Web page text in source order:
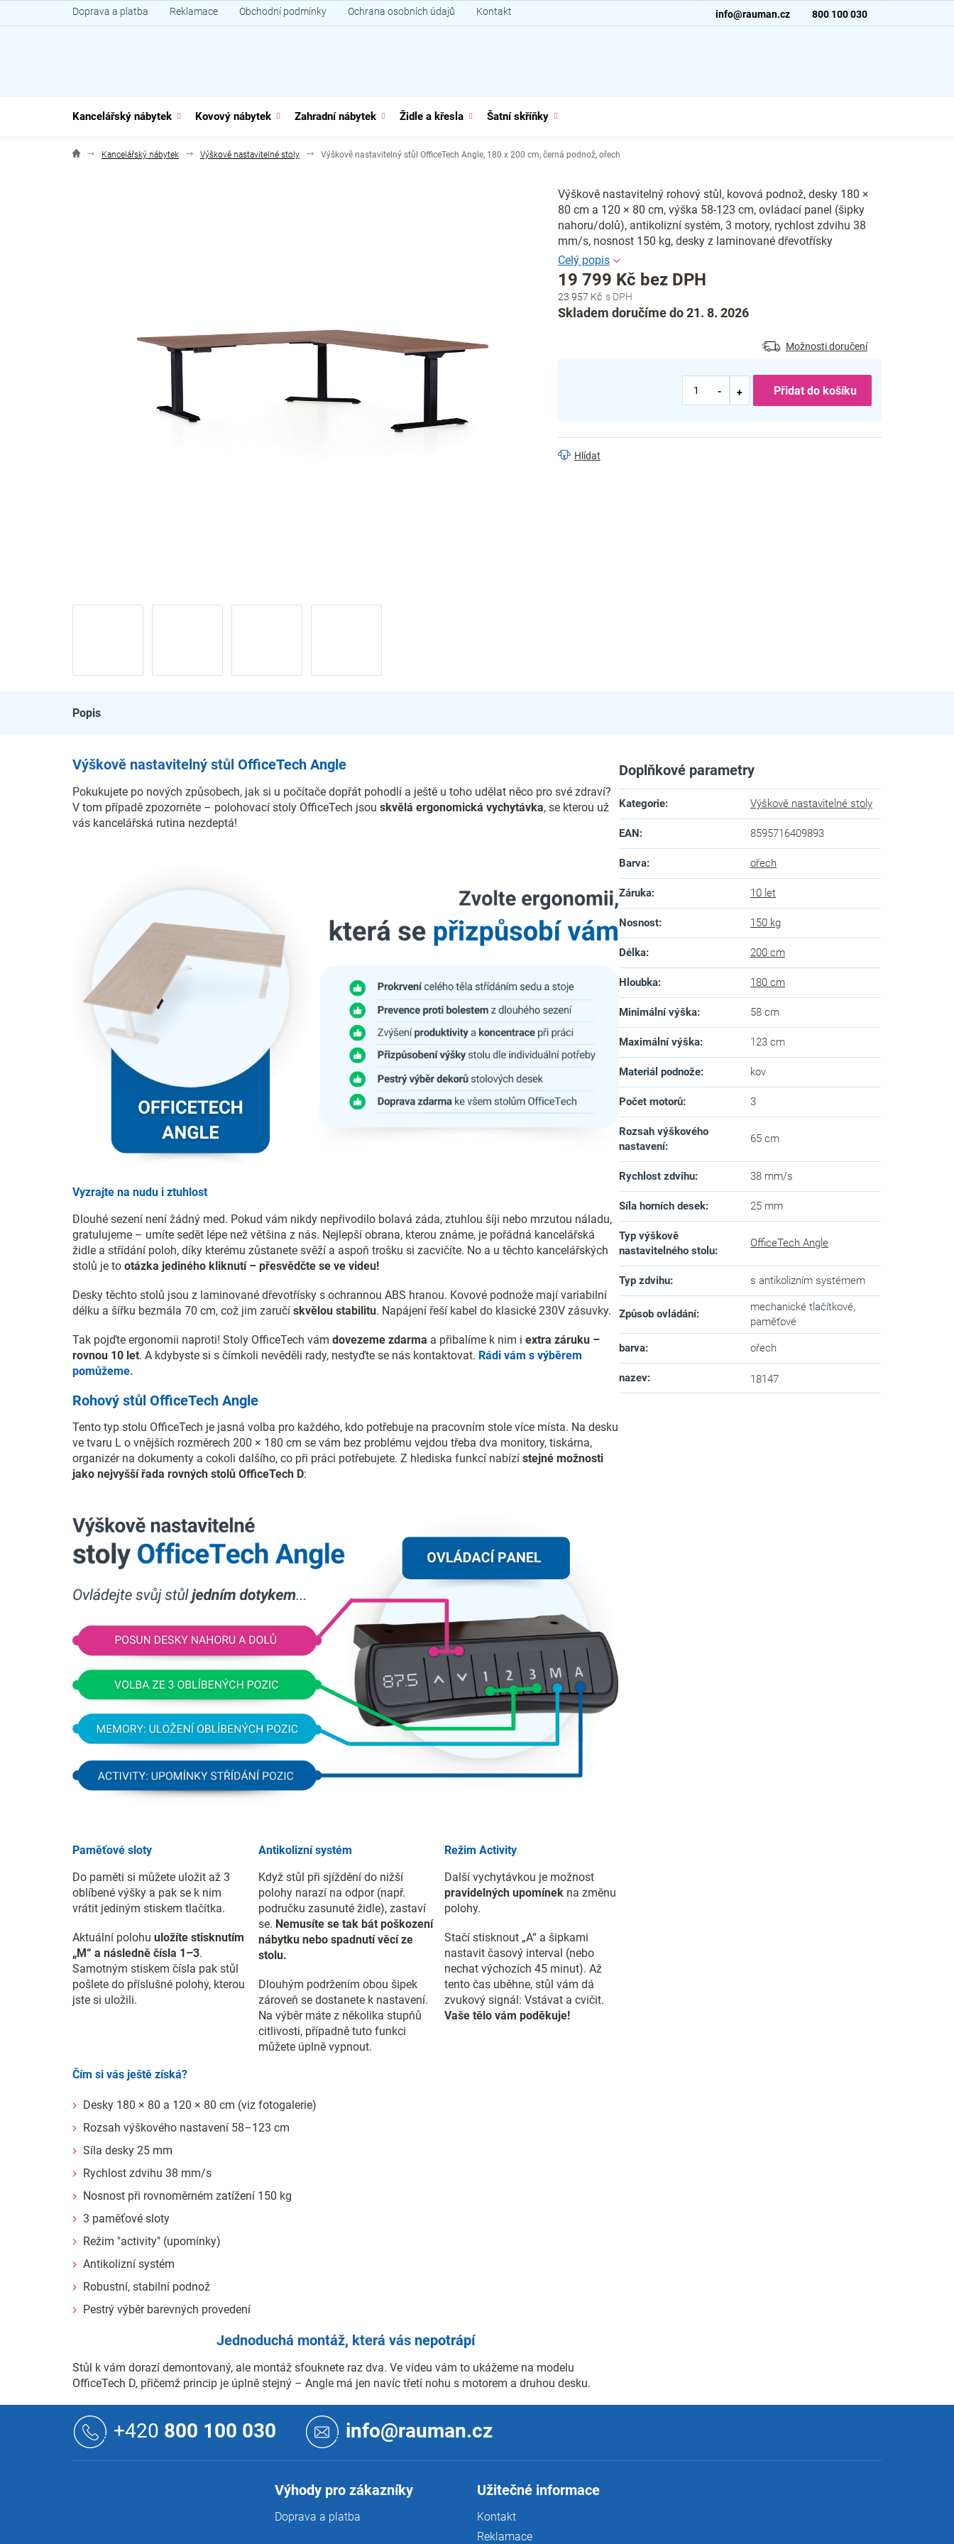
na
800 100 030
info@rauman.cz
Doprava a platba Reklamace Obchodní podmínky Ochrana osobních údajů Kontakt
Kancelářský nábytek Kovový nábytek Zahradní nábytek Židle a křesla Šatní skříňky
Kancelářský nábytek Výškově nastavitelné stoly Výškově nastavitelný stůl OfficeTech Angle, 180 x 200 cm, černá podnož, ořech
23 957 Kč
19 799 Kč bez DPH
Měrná
cena:
Skladem doručíme do 21. 8. 2026
Možnosti doručení
Přidat do košíku
Výškově nastavitelný rohový stůl, kovová podnož, desky 180 ×
80 cm a 120 × 80 cm, výška 58-123 cm, ovládací panel (šipky
nahoru/dolů), antikolizní systém, 3 motory, rychlost zdvihu 38
mm/s, nosnost 150 kg, desky z laminované dřevotřísky
Hlídat
Popis
Výškově nastavitelný stůl OfficeTech Angle
Pokukujete po nových způsobech, jak si u počítače dopřát pohodlí a ještě u toho udělat něco pro své zdraví?
V tom případě zpozorněte – polohovací stoly OfficeTech jsou skvělá ergonomická vychytávka, se kterou už
vás kancelářská rutina nezdeptá!
Vyzrajte na nudu i ztuhlost
Dlouhé sezení není žádný med. Pokud vám nikdy nepřivodilo bolavá záda, ztuhlou šíji nebo mrzutou náladu,
gratulujeme – umíte sedět lépe než většina z nás. Nejlepší obrana, kterou známe, je pořádná kancelářská
židle a střídání poloh, díky kterému zůstanete svěží a aspoň trošku si zacvičíte. No a u těchto kancelářských
stolů je to otázka jediného kliknutí – přesvědčte se ve videu!
Desky těchto stolů jsou z laminované dřevotřísky s ochrannou ABS hranou. Kovové podnože mají variabilní
délku a šířku bezmála 70 cm, což jim zaručí skvělou stabilitu. Napájení řeší kabel do klasické 230V zásuvky.
Tak pojďte ergonomii naproti! Stoly OfficeTech vám dovezeme zdarma a přibalíme k nim i extra záruku –
rovnou 10 let. A kdybyste si s čímkoli nevěděli rady, nestyďte se nás kontaktovat. Rádi vám s výběrem
pomůžeme.
Rohový stůl OfficeTech Angle
Tento typ stolu OfficeTech je jasná volba pro každého, kdo potřebuje na pracovním stole více místa. Na desku
ve tvaru L o vnějších rozměrech 200 × 180 cm se vám bez problému vejdou třeba dva monitory, tiskárna,
organizér na dokumenty a cokoli dalšího, co při práci potřebujete. Z hlediska funkcí nabízí stejné možnosti
jako nejvyšší řada rovných stolů OfficeTech D:
Paměťové sloty
Do paměti si můžete uložit až 3
oblíbené výšky a pak se k nim
vrátit jediným stiskem tlačítka.
Aktuální polohu uložíte stisknutím
„M“ a následně čísla 1–3.
Samotným stiskem čísla pak stůl
pošlete do příslušné polohy, kterou
jste si uložili.
Antikolizní systém
Když stůl při sjíždění do nižší
polohy narazí na odpor (např.
područku zasunuté židle), zastaví
se. Nemusíte se tak bát poškození
nábytku nebo spadnutí věcí ze
stolu.
Dlouhým podržením obou šipek
zároveň se dostanete k nastavení.
Na výběr máte z několika stupňů
citlivosti, případně tuto funkci
můžete úplně vypnout.
Režim Activity
Další vychytávkou je možnost
pravidelných upomínekna změnu
polohy.
Stačí stisknout „A“ a šipkami
nastavit časový interval (nebo
nechat výchozích 45 minut). Až
tento čas uběhne, stůl vám dá
zvukový signál: Vstávat a cvičit.
Vaše tělo vám poděkuje!
Čím si vás ještě získá?
Desky 180 × 80 a 120 × 80 cm (viz fotogalerie)
Rozsah výškového nastavení 58–123 cm
Síla desky 25 mm
Rychlost zdvihu 38 mm/s
Nosnost při rovnoměrném zatížení 150 kg
3 paměťové sloty
Režim "activity" (upomínky)
Antikolizní systém
Robustní, stabilní podnož
Pestrý výběr barevných provedení
Jednoduchá montáž, která vás nepotrápí
Stůl k vám dorazí demontovaný, ale montáž sfouknete raz dva. Ve videu vám to ukážeme na modelu
OfficeTech D, přičemž princip je úplně stejný – Angle má jen navíc třetí nohu s motorem a druhou desku.
Doplňkové parametry
Kategorie: Výškově nastavitelné stoly
EAN: 8595716409893
Barva: ořech
Záruka: 10 let
Nosnost: 150 kg
Délka: 200 cm
Hloubka: 180 cm
Minimální výška: 58 cm
Maximální výška: 123 cm
Materiál podnože: kov
Počet motorů: 3
Rozsah výškového
nastavení:
65 cm
Rychlost zdvihu: 38 mm/s
Síla horních desek: 25 mm
Typ výškově
nastavitelného stolu:
OfficeTech Angle
Typ zdvihu: s antikolizním systémem
Způsob ovládání:
mechanické tlačítkové,
paměťové
barva: ořech
nazev: 18147
+420 800 100 030 info@rauman.cz
Výhody pro zákazníky
Doprava a platba
Užitečné informace
Kontakt
Reklamace